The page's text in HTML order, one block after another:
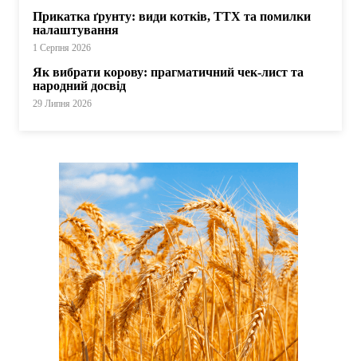
Прикатка ґрунту: види котків, ТТХ та помилки
налаштування
1 Серпня 2026
Як вибрати корову: прагматичний чек-лист та
народний досвід
29 Липня 2026